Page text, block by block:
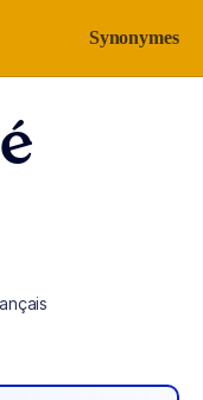
Synonymes